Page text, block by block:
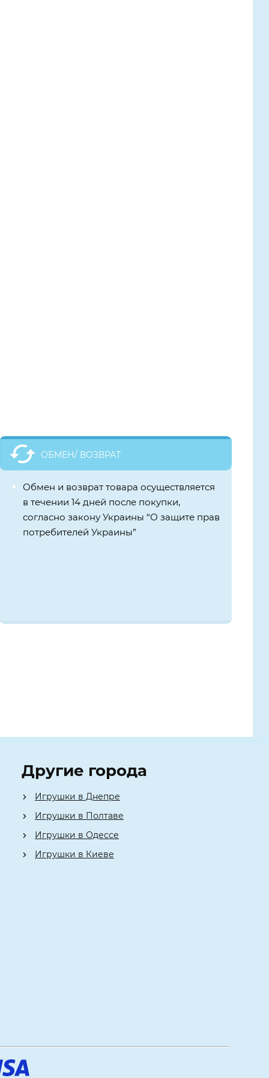
ОБМЕН/ ВОЗВРАТ
Обмен и возврат товара осуществляется
в течении 14 дней после покупки,
согласно закону Украины “О защите прав
потребителей Украины”
Другие города
Игрушки в Днепре
Игрушки в Полтаве
Игрушки в Одессе
Игрушки в Киеве